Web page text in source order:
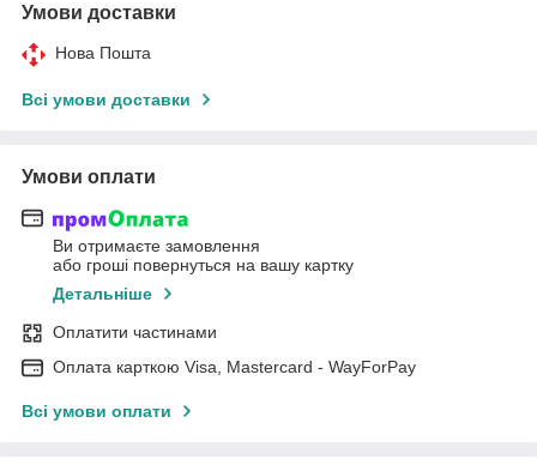
Умови доставки
Нова Пошта
Всі умови доставки
Умови оплати
Ви отримаєте замовлення
або гроші повернуться на вашу картку
Детальніше
Оплатити частинами
Оплата карткою Visa, Mastercard - WayForPay
Всі умови оплати